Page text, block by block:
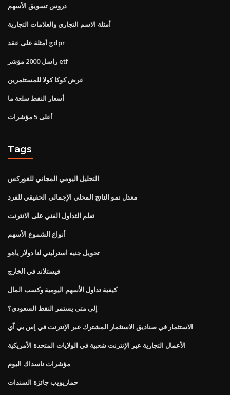
دروس تسويق الأسهم
أمثلة الاسم التجاري والعلامات التجارية
أمثلة على عقد gdpr
راسل 2000 مؤشر etf
عرض كوكا كولا للمستثمرين
أسعار النفط سلعة ما
أعلى 5 مؤشرات
Tags
التحليل اليومي المجاني للفوركس
معدل نمو الناتج المحلي الإجمالي الحقيقي للفرد
تعلم التداول الفني على الانترنت
أنواع الشموع الأسهم
تحويل جنيه استرليني لنا دولار ياهو
فيستلاند في الخارج
كيفية تداول الأسهم اليومية وكسب المال
إلى متى يستمر النفط السعودي؟
الاستثمار في صناديق الاستثمار المشترك عبر الإنترنت في إس بي آي
الأعمال التجارية عبر الإنترنت شعبية في الولايات المتحدة الأمريكية
مؤشرات ناسداك اليوم
حماريويب جائزة السندات